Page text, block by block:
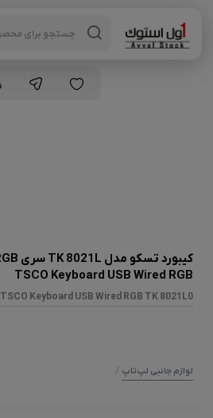
TSCO Keyboard USB Wired RGB
TSCO Keyboard USB Wired RGB TK 8021L0
لوازم جانبی لپ‌تاپ /